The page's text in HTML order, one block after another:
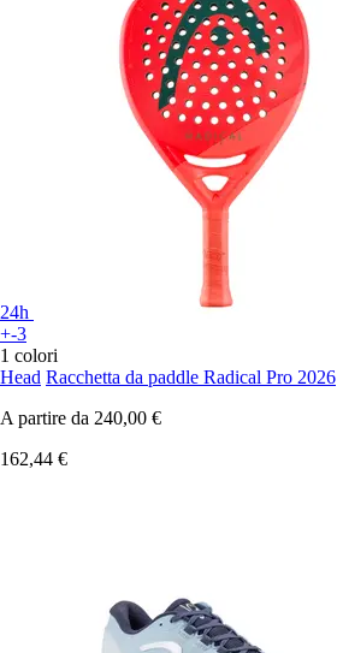
24h
+-3
1 colori
Head Racchetta da paddle Radical Pro 2026
A partire da 240,00 €
162,44 €